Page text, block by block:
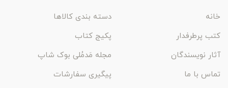
خانه
دسته بندی کالاها
کتب پرطرفدار
پکیج کتاب
آثار نویسندگان
مجله مَدمُلی بوک شاپ
تماس با ما
پیگیری سفارشات